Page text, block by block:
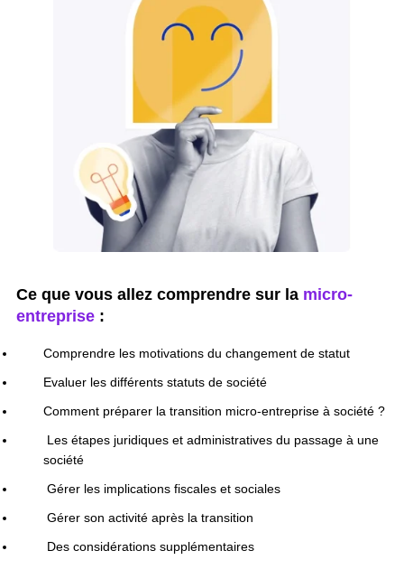
Ce que vous allez comprendre sur la micro-
entreprise :
Comprendre les motivations du changement de statut
Evaluer les différents statuts de société
Comment préparer la transition micro-entreprise à société ?
Les étapes juridiques et administratives du passage à une
société
Gérer les implications fiscales et sociales
Gérer son activité après la transition
Des considérations supplémentaires